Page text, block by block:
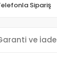
Sipariş
ve İade